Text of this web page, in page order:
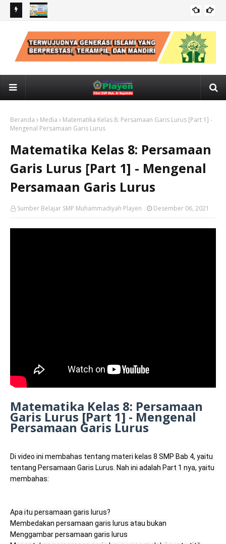
IPS
Beranda Media
Matematika Kelas 8: Persamaan Garis Lurus [Part 1] -
Mengenal Persamaan Garis Lurus
Matematika Kelas 8: Persamaan
Garis Lurus [Part 1] - Mengenal
Persamaan Garis Lurus
Sumber Belajar SMP Muhammadiyah Playen Desember 06, 2021
Matematika Kelas 8: Persamaan
Garis Lurus [Part 1] - Mengenal
Persamaan Garis Lurus
Di video ini membahas tentang materi kelas 8 SMP Bab 4, yaitu
tentang Persamaan Garis Lurus. Nah ini adalah Part 1 nya, yaitu
membahas: